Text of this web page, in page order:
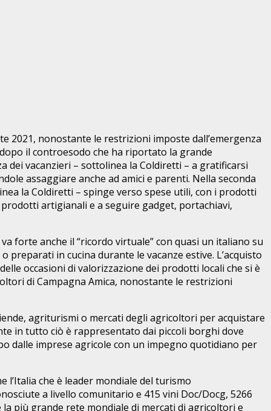
2021, nonostante le restrizioni imposte dall’emergenza
il controesodo che ha riportato la grande
dei vacanzieri – sottolinea la Coldiretti – a gratificarsi
assaggiare anche ad amici e parenti. Nella seconda
la Coldiretti – spinge verso spese utili, con i prodotti
artigianali e a seguire gadget, portachiavi,
forte anche il “ricordo virtuale” con quasi un italiano su
in cucina durante le vacanze estive. L’acquisto
occasioni di valorizzazione dei prodotti locali che si è
di Campagna Amica, nonostante le restrizioni
agriturismi o mercati degli agricoltori per acquistare
in tutto ciò è rappresentato dai piccoli borghi dove
dalle imprese agricole con un impegno quotidiano per
che è leader mondiale del turismo
a livello comunitario e 415 vini Doc/Docg, 5266
più grande rete mondiale di mercati di agricoltori e